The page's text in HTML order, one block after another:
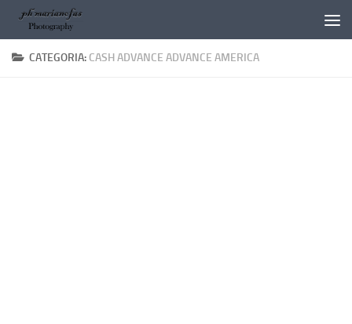
Salta al contenuto
CATEGORIA: CASH ADVANCE ADVANCE AMERICA